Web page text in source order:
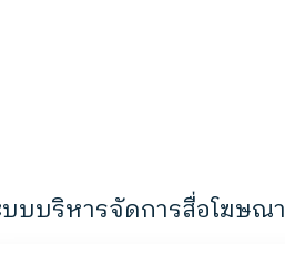
บบบริหารจัดการสื่อโฆษณา